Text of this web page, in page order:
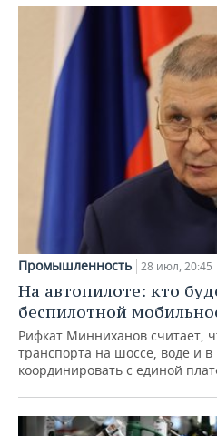
Промышленность 28 июл, 20:45
На автопилоте: кто
беспилотной
Рифкат Минниханов считает,
транспорта на шоссе, воде и в
координировать с единой